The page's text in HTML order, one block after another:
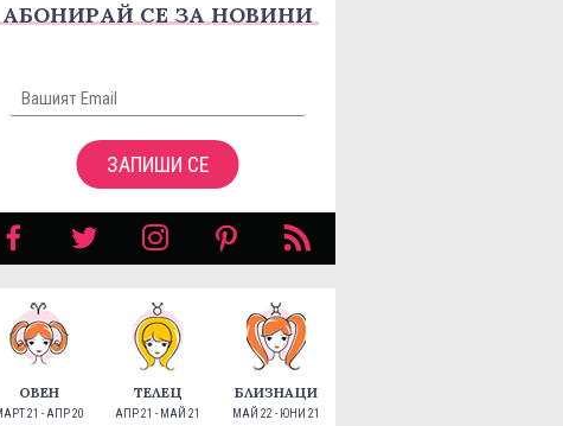
АБОНИРАЙ СЕ ЗА НОВИНИ
ЗАПИШИ СЕ
ОВЕН
21 - АПР 20
ТЕЛЕЦ
АПР 21 - МАЙ 21
БЛИЗНАЦИ
МАЙ 22 - ЮНИ 21